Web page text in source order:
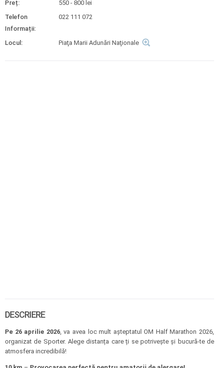
Preț:
550 - 800 lei
Telefon
Informații:
022 111 072
Locul: Piaţa Marii Adunări Naţionale
DESCRIERE
Pe 26 aprilie 2026, va avea loc mult așteptatul OM Half Marathon 2026,
organizat de Sporter. Alege distanța care ți se potrivește și bucură-te de
atmosfera incredibilă!